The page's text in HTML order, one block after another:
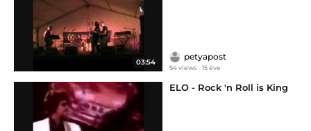
03:54
petyapost
54 views 15 éve
ELO - Rock 'n Roll is King